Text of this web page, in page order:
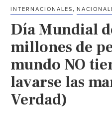
INTERNACIONALES ,
Día Mundial
millones de
mundo NO
lavarse las
Verdad)